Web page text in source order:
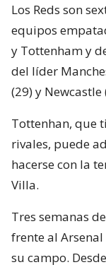
Los Reds son
equipos
y Tottenham y
del líder
(29) y Newcastle
Tottenhan, que
rivales, puede
hacerse con la
Villa.
Tres semanas
frente al Arsenal
su campo.